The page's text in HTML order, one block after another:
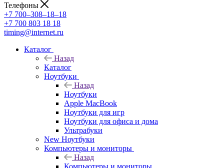
Телефоны
+7 700‒308‒18‒18
+7 700 803 18 18
timing@internet.ru
Каталог
Назад
Каталог
Ноутбуки
Назад
Ноутбуки
Apple MacBook
Ноутбуки для игр
Ноутбуки для офиса и дома
Ультрабуки
New Ноутбуки
Компьютеры и мониторы
Назад
Компьютеры и мониторы